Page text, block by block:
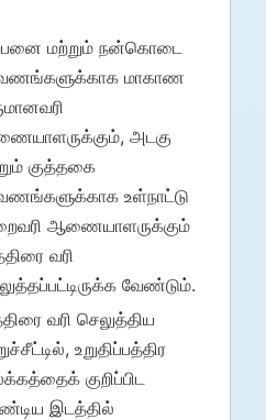
மற்றும் நன்கொடை
மாகாண
அடகு
குத்தகை
உள்நாட்டு
ஆணையாளருக்கும்
வரி
வேண்டும்.
வரி செலுத்திய
உறுதிப்பத்திர
குறிப்பிட
இடத்தில்